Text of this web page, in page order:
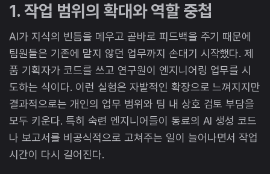
1. 작업 범위의 확대와 역할 중첩
AI가 지식의 빈틈을 메우고 곧바로 피드백을 주기 때문에
팀원들은 기존에 맡지 않던 업무까지 손대기 시작했다. 제
품 기획자가 코드를 쓰고 연구원이 엔지니어링 업무를 시
도하는 식이다. 이런 실험은 자발적인 확장으로 느껴지지만
결과적으로는 개인의 업무 범위와 팀 내 상호 검토 부담을
모두 키운다. 특히 숙련 엔지니어들이 동료의 AI 생성 코드
나 보고서를 비공식적으로 고쳐주는 일이 늘어나면서 작업
시간이 다시 길어진다.